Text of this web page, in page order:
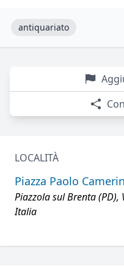
antiquariato
LOCALITÀ
Piazza Paolo
Piazzola sul Brenta (PD),
Italia